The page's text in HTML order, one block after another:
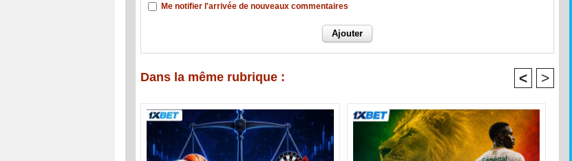
Me notifier l'arrivée de nouveaux commentaires
Dans la même rubrique : < >